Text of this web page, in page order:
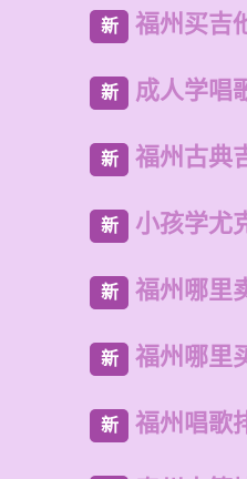
新 福州买吉
新 成人学唱
新 福州古典
新 小孩学尤
新 福州哪里
新 福州哪里
新 福州唱歌